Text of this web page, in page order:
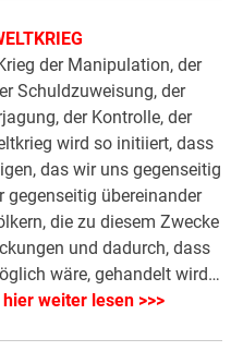
der Manipulation, der
Schuldzuweisung, der
der Kontrolle, der
wird so initiiert, dass
das wir uns gegenseitig
gegenseitig übereinander
die zu diesem Zwecke
und dadurch, dass
wäre, gehandelt wird…
hier weiter lesen >>>